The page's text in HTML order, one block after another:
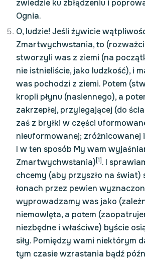
zwiedzie ku zbłądzeniu i
Ognia.
O, ludzie! Jeśli żywicie
Zmartwychwstania, to
stworzyli was z ziemi (na
nie istnieliście, jako ludzkość), i
was pochodzi z ziemi. Potem
kropli płynu (nasiennego), a
zakrzepłej, przylegającej (do
zaś z bryłki w części
nieuformowanej; zróżnicowanej
I w ten sposób My wam
Zmartwychwstania)[1]. I
chcemy (aby przyszło na świat)
łonach przez pewien
wyprowadzamy was jako
niemowlęta, a potem
niezbędne i właściwe) byście
siły. Pomiędzy wami niektórym
tym czasie wzrastania bądź